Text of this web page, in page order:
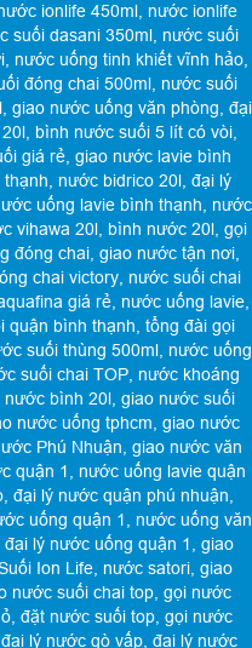
ionlife 450ml, nước ionlife
suối dasani 350ml, nước suối
, nước uống tinh khiết vĩnh hảo,
đóng chai 500ml, nước suối
, giao nước uống văn phòng, đại
, bình nước suối 5 lít có vòi,
giá rẻ, giao nước lavie bình
, nước bidrico 20l, đại lý
uống lavie bình thạnh, nước
vihawa 20l, bình nước 20l, gọi
đóng chai, giao nước tận nơi,
chai victory, nước suối chai
giá rẻ, nước uống lavie,
quận bình thạnh, tổng đài gọi
suối thùng 500ml, nước uống
suối chai TOP, nước khoáng
nước bình 20l, giao nước suối
nước uống tphcm, giao nước
Phú Nhuận, giao nước văn
quận 1, nước uống lavie quận
, đại lý nước quận phú nhuận,
uống quận 1, nước uống văn
đại lý nước uống quận 1, giao
Ion Life, nước satori, giao
nước suối chai top, gọi nước
, đặt nước suối top, gọi nước
đại lý nước gò vấp, đại lý nước